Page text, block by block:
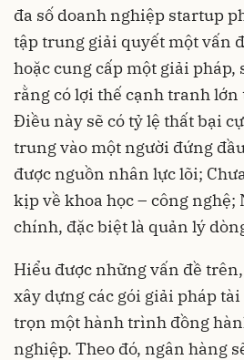
đa số doanh nghiệp startup
tập trung giải quyết một vấn
hoặc cung cấp một giải pháp,
rằng có lợi thế cạnh tranh
Điều này sẽ có tỷ lệ thất bại
trung vào một người đứng
được nguồn nhân lực lõi;
kịp về khoa học – công nghệ;
chính, đặc biệt là quản lý
Hiểu được những vấn đề
xây dựng các gói giải pháp
trọn một hành trình đồng
nghiệp. Theo đó, ngân hàng